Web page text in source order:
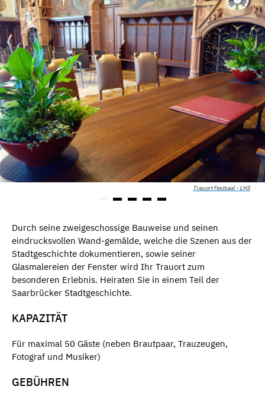
Trauort Festsaal - LHS
Durch seine zweigeschossige Bauweise und seinen
eindrucksvollen Wand-gemälde, welche die Szenen aus der
Stadtgeschichte dokumentieren, sowie seiner
Glasmalereien der Fenster wird Ihr Trauort zum
besonderen Erlebnis. Heiraten Sie in einem Teil der
Saarbrücker Stadtgeschichte.
KAPAZITÄT
Für maximal 50 Gäste (neben Brautpaar, Trauzeugen,
Fotograf und Musiker)
GEBÜHREN